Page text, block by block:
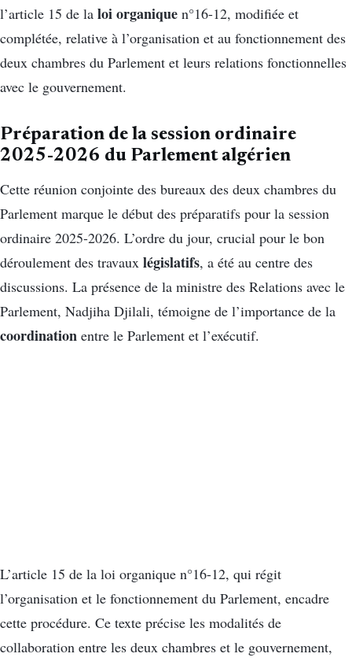
l’article 15 de la loi organique n°16-12, modifiée et
complétée, relative à l’organisation et au fonctionnement des
deux chambres du Parlement et leurs relations fonctionnelles
avec le gouvernement.
Préparation de la session ordinaire
2025-2026 du Parlement algérien
Cette réunion conjointe des bureaux des deux chambres du
Parlement marque le début des préparatifs pour la session
ordinaire 2025-2026. L’ordre du jour, crucial pour le bon
déroulement des travaux législatifs, a été au centre des
discussions. La présence de la ministre des Relations avec le
Parlement, Nadjiha Djilali, témoigne de l’importance de la
coordination entre le Parlement et l’exécutif.
L’article 15 de la loi organique n°16-12, qui régit
l’organisation et le fonctionnement du Parlement, encadre
cette procédure. Ce texte précise les modalités de
collaboration entre les deux chambres et le gouvernement,